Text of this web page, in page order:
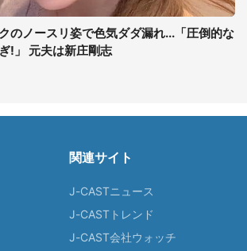
のノースリ姿で色気ダダ漏れ...「圧倒的な
!」 元夫は新庄剛志
関連サイト
J-CASTニュース
J-CASTトレンド
J-CAST会社ウォッチ